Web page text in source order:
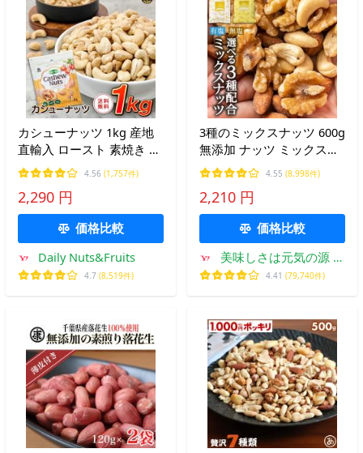
カシューナッツ 1kg 産地
直輸入 ロースト 素焼き 無
塩 無添加 専用アルミチャ
ック付き袋
4.56 (1,757件)
2,290 円
価格比較
Daily Nuts&Fruits
4.7 (8,519件)
3種のミックスナッツ 600g
無添加 ナッツ ミックスナ
ッツ おつまみ 選べる無
塩・有塩 ビール 爆買
4.55 (8,998件)
2,210 円
価格比較
美味しさは元気の源 自
然の館
4.41 (79,740件)